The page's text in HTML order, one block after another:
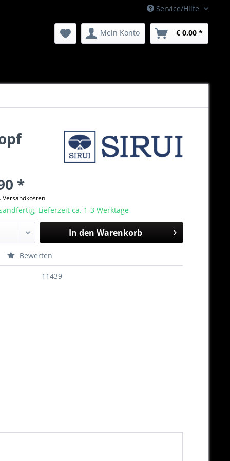
Service/Hilfe
Mein Konto € 0,00 *
*
Versandkosten
Lieferzeit ca. 1-3 Werktage
In den Warenkorb
Bewerten
11439